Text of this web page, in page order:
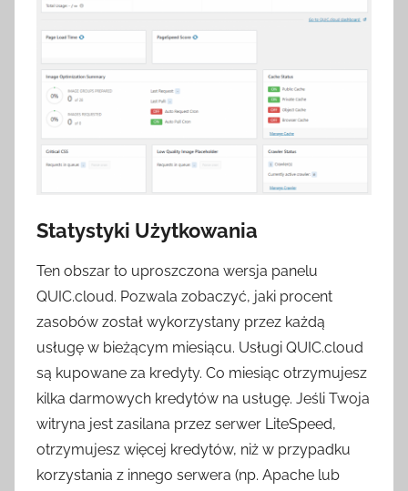
Statystyki Użytkowania
Ten obszar to uproszczona wersja panelu
QUIC.cloud. Pozwala zobaczyć, jaki procent
zasobów został wykorzystany przez każdą
usługę w bieżącym miesiącu. Usługi QUIC.cloud
są kupowane za kredyty. Co miesiąc otrzymujesz
kilka darmowych kredytów na usługę. Jeśli Twoja
witryna jest zasilana przez serwer LiteSpeed,
otrzymujesz więcej kredytów, niż w przypadku
korzystania z innego serwera (np. Apache lub